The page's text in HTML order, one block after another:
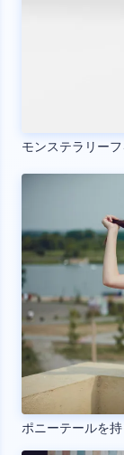
モンステラリー
ポニーテールを